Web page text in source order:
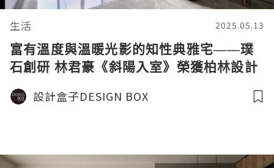
生活 2025.05.13
富有溫度與溫暖光影的知性典雅宅——璞
石創研 林君豪《斜陽入室》榮獲柏林設計
大獎 – 銀獎
設計盒子DESIGN BOX